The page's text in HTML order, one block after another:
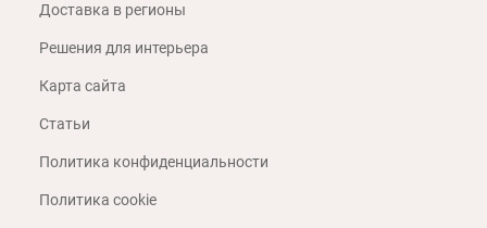
Доставка в регионы
Решения для интерьера
Карта сайта
Статьи
Политика конфиденциальности
Политика cookie